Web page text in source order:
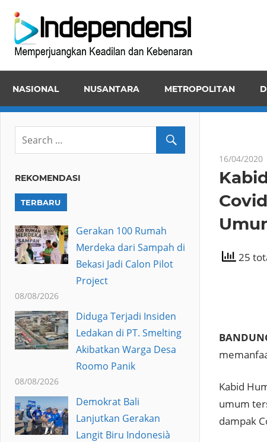
content
dan
NASIONAL NUSANTARA METROPOLITAN
16/04/2020
25
Kabid
umum
dampak
REKOMENDASI
TERBARU
Gerakan 100 Rumah
Merdeka dari Sampah di
Bekasi Jadi Calon Pilot
Project
08/08/2026
Diduga Terjadi Insiden
Ledakan di PT. Smelting
Akibatkan Warga Desa
Roomo Panik
08/08/2026
Demokrat Bali
Lanjutkan Gerakan
Langit Biru Indonesià